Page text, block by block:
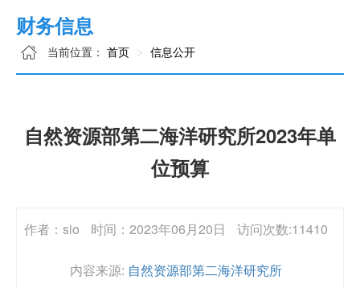
财务信息
当前位置： 首页 信息公开
自然资源部第二海洋研究所2023年单
位预算
作者：sio 时间：2023年06月20日 访问次数:11410
内容来源: 自然资源部第二海洋研究所